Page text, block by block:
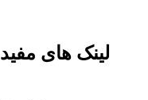
لینک های مفید